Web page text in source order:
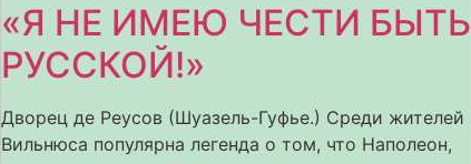
«Я НЕ ИМЕЮ ЧЕСТИ БЫТЬ
РУССКОЙ!»
Дворец де Реусов (Шуазель-Гуфье.) Среди жителей
Вильнюса популярна легенда о том, что Наполеон,